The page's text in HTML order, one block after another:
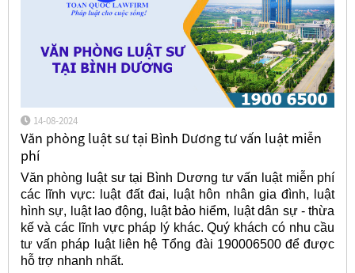
14-08-2024
Văn phòng luật sư tại Bình Dương tư vấn luật miễn
phí
Văn phòng luật sư tại Bình Dương tư vấn luật miễn phí
các lĩnh vực: luật đất đai, luật hôn nhân gia đình, luật
hình sự, luật lao động, luật bảo hiểm, luật dân sự - thừa
kế và các lĩnh vực pháp lý khác. Quý khách có nhu cầu
tư vấn pháp luật liên hệ Tổng đài 190006500 để được
hỗ trợ nhanh nhất.